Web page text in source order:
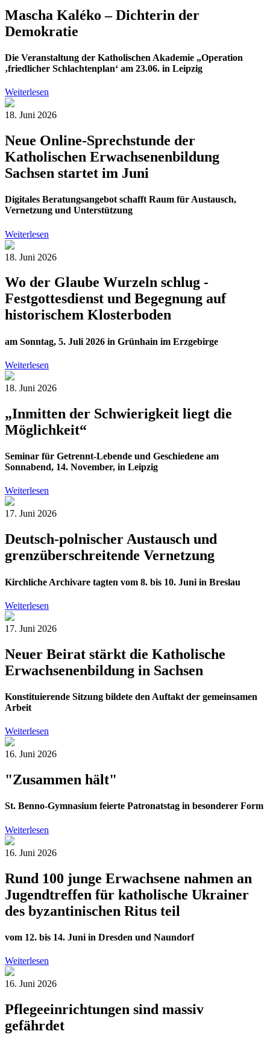
Mascha Kaléko – Dichterin der
Demokratie
Die Veranstaltung der Katholischen Akademie „Operation
‚friedlicher Schlachtenplan‘ am 23.06. in Leipzig
Weiterlesen
18. Juni 2026
Neue Online-Sprechstunde der
Katholischen Erwachsenenbildung
Sachsen startet im Juni
Digitales Beratungsangebot schafft Raum für Austausch,
Vernetzung und Unterstützung
Weiterlesen
18. Juni 2026
Wo der Glaube Wurzeln schlug -
Festgottesdienst und Begegnung auf
historischem Klosterboden
am Sonntag, 5. Juli 2026 in Grünhain im Erzgebirge
Weiterlesen
18. Juni 2026
„Inmitten der Schwierigkeit liegt die
Möglichkeit“
Seminar für Getrennt-Lebende und Geschiedene am
Sonnabend, 14. November, in Leipzig
Weiterlesen
17. Juni 2026
Deutsch-polnischer Austausch und
grenzüberschreitende Vernetzung
Kirchliche Archivare tagten vom 8. bis 10. Juni in Breslau
Weiterlesen
17. Juni 2026
Neuer Beirat stärkt die Katholische
Erwachsenenbildung in Sachsen
Konstituierende Sitzung bildete den Auftakt der gemeinsamen
Arbeit
Weiterlesen
16. Juni 2026
"Zusammen hält"
St. Benno-Gymnasium feierte Patronatstag in besonderer Form
Weiterlesen
16. Juni 2026
Rund 100 junge Erwachsene nahmen an
Jugendtreffen für katholische Ukrainer
des byzantinischen Ritus teil
vom 12. bis 14. Juni in Dresden und Naundorf
Weiterlesen
16. Juni 2026
Pflegeeinrichtungen sind massiv
gefährdet